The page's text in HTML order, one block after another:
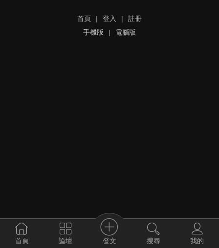
首頁 | 登入 |
註冊
手機版
| 電腦版
首頁 論壇 發文 搜尋 我的